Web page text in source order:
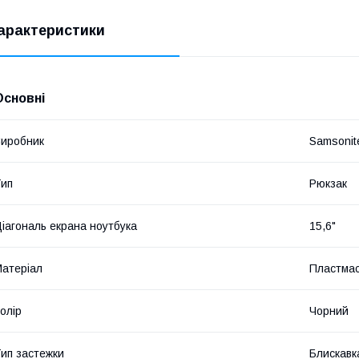
Рюкзак
екрана ноутбука 15,6"
Чорний
застежки